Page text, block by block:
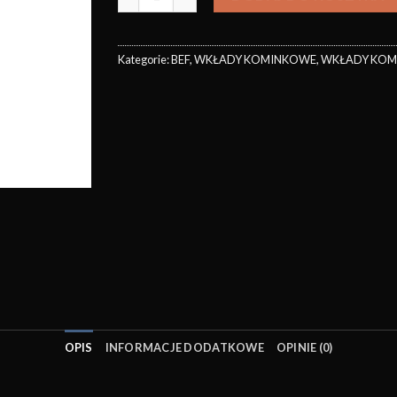
Kategorie:BEF,WKŁADY KOMINKOWE,WKŁADY
OPIS INFORMACJE DODATKOWE OPINIE (0)